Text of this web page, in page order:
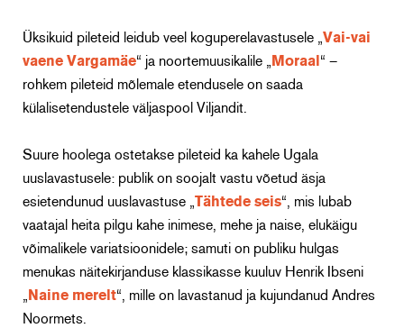
Üksikuid pileteid leidub veel koguperelavastusele „ Vai-vai
vaene Vargamäe“ ja noortemuusikalile „ Moraal “ –
rohkem pileteid mõlemale etendusele on saada
külalisetendustele väljaspool Viljandit.
Suure hoolega ostetakse pileteid ka kahele Ugala
uuslavastusele: publik on soojalt vastu võetud äsja
esietendunud uuslavastuse „ Tähtede seis“, mis lubab
vaatajal heita pilgu kahe inimese, mehe ja naise, elukäigu
võimalikele variatsioonidele; samuti on publiku hulgas
menukas näitekirjanduse klassikasse kuuluv Henrik Ibseni
Naine merelt“, mille on lavastanud ja kujundanud Andres
Noormets.